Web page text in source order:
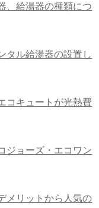
、給湯器の種類につ
タル給湯器の設置し
コキュートが光熱費
ジョーズ・エコワン
メリットから人気の